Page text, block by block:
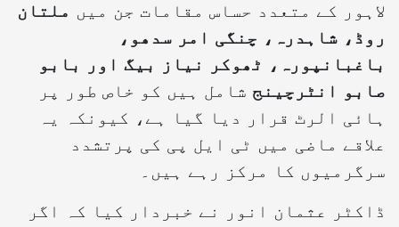
لاہور کے متعدد حساس مقامات جن میں ملتان
روڈ، شاہدرہ، چنگی امر سدھو،
باغبانپورہ، ٹھوکر نیاز بیگ اور بابو
صابو انٹرچینج شامل ہیں کو خاص طور پر
ہائی الرٹ قرار دیا گیا ہے، کیونکہ یہ
علاقے ماضی میں ٹی ایل پی کی پرتشدد
سرگرمیوں کا مرکز رہے ہیں۔
ڈاکٹر عثمان انور نے خبردار کیا کہ اگر